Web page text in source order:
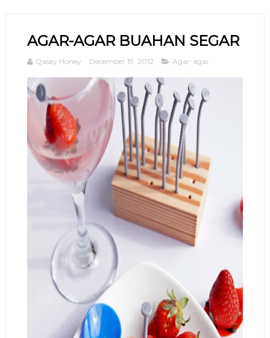
AGAR-AGAR BUAHAN SEGAR
Qasey Honey December 19, 2012 Agar-agar